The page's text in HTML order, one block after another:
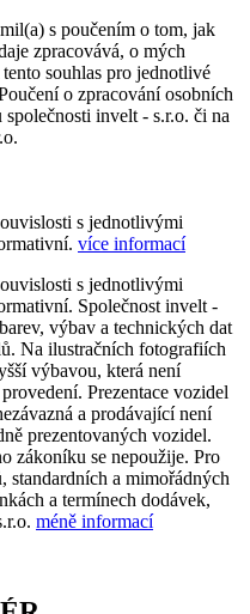
s poučením o tom, jak
zpracovává, o mých
souhlas pro jednotlivé
o zpracování osobních
invelt - s.r.o. či na
s jednotlivými
více informací
s jednotlivými
Společnost invelt -
výbav a technických dat
Na ilustračních fotografiích
výbavou, která není
Prezentace vozidel
a prodávající není
prezentovaných vozidel.
zákoníku se nepoužije. Pro
standardních a mimořádných
a termínech dodávek,
méně informací